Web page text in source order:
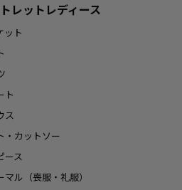
レットレディース
ット
ト
ス
・カットソー
ース
マル（喪服・礼服）